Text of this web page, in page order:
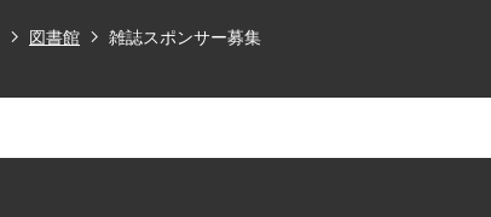
図書館 雑誌スポンサー募集